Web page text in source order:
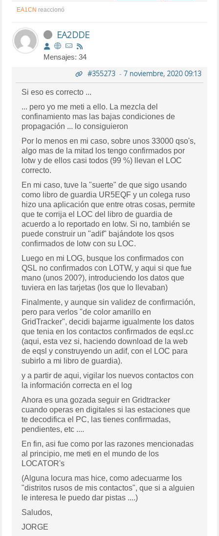
EA1CN reaccionó
EA2DDE
Mensajes: 34
#355273- 7 noviembre, 2020 09:13
Si eso es correcto ...
... pero yo me meti a ello. La mezcla del
confinamiento mas las bajas condiciones de
propagación ... lo consiguieron
Por lo menos en mi caso, sobre unos 33000 qso's,
algo mas de la mitad los tengo confirmados por
lotw y de ellos casi todos (99 %) llevan el LOC
correcto.
En mi caso, tuve la "suerte" de que sigo usando
como libro de guardia UR5EQF y un colega ruso
hizo una aplicación que entre otras cosas, permite
que te corrija el LOC del libro de guardia de
acuerdo a lo reportado en lotw. Si no, también se
puede construir un "adif" bajándote los qsos
confirmados de lotw con su LOC.
Luego en mi LOG, busque los confirmados con
QSL no confirmados con LOTW, y aqui si que fue
mano (unos 200?), introduciendo los datos que
tuviera en las tarjetas (los que lo llevaban)
Finalmente, y aunque sin validez de confirmación,
pero para verlos "de color amarillo en
GridTracker", decidi bajarme igualmente los datos
que tenia en los contactos confirmados de eqsl.cc
(aqui, esta vez si, haciendo download de la web
de eqsl y construyendo un adif, con el LOC para
subirlo a mi libro de guardia).
y a partir de aqui, vigilar los nuevos contactos con
la información correcta en el log
Ahora es una gozada seguir en Gridtracker
cuando operas en digitales si las estaciones que
te decodifica el PC, las tienes confirmadas,
pendientes, etc ....
En fin, asi fue como por las razones mencionadas
al principio, me meti en el mundo de los
LOCATOR's
(Alguna locura mas hice, como adecuarme los
"distritos rusos de mis contactos", que si a alguien
le interesa le puedo dar pistas ....)
Saludos,
JORGE